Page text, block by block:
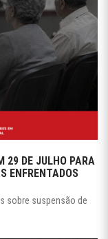
29 DE JULHO PARA
ENFRENTADOS
sobre suspensão de